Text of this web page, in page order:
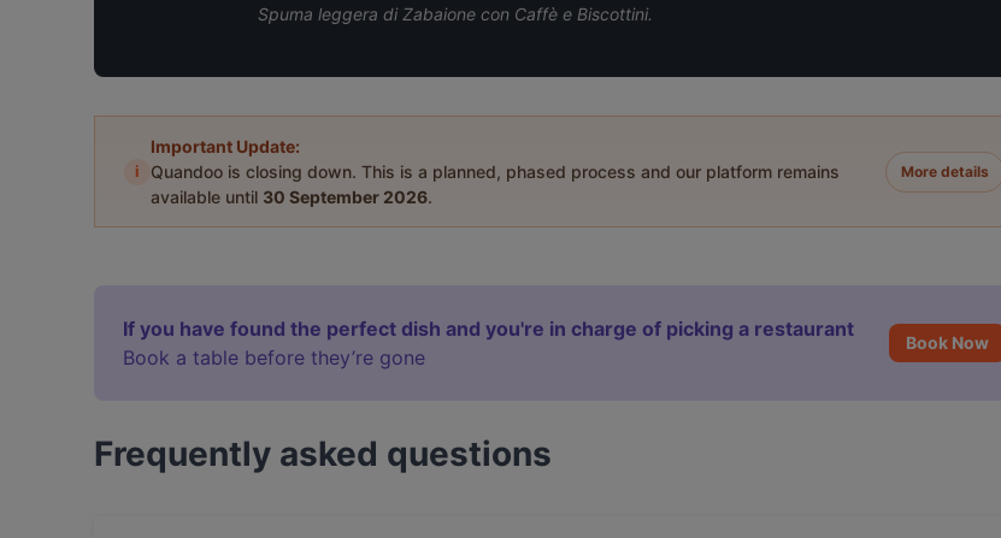
Spuma leggera di Zabaione con Caffè e Biscottini.
i
Important Update:
Quandoo is closing down. This is a planned, phased process and our platform remains
available until 30 September 2026.
More details
If you have found the perfect dish and you're in charge of picking a restaurant
Book a table before they’re gone
Book Now
Frequently asked questions